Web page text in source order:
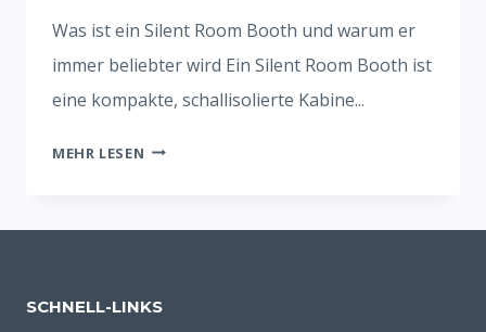
Was ist ein Silent Room Booth und warum er
immer beliebter wird Ein Silent Room Booth ist
eine kompakte, schallisolierte Kabine...
MEHR LESEN SILENT
LÖSUNG
UND
SCHNELL-LINKS